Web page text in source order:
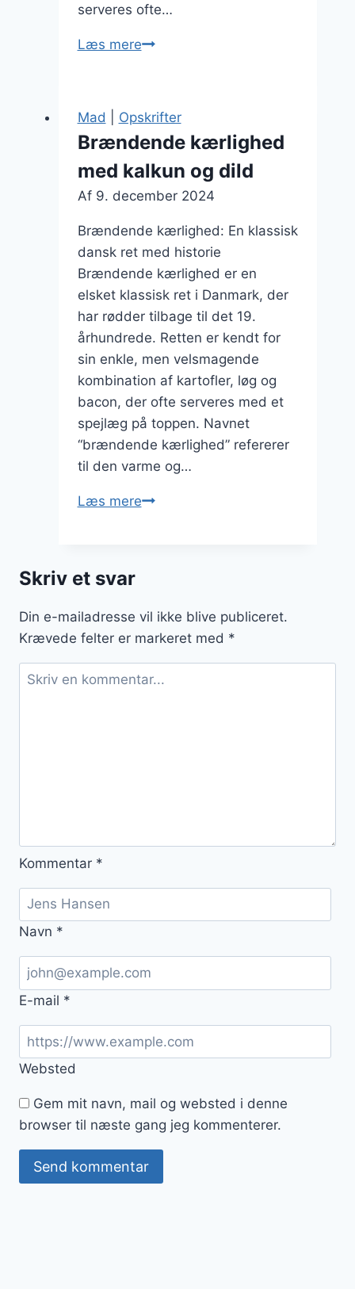
serveres ofte…
Læs mereBrændende
i
kulden
Mad Opskrifter
Brændende kærlighed
med kalkun og dild
Af 9. december 2024
Brændende kærlighed: En klassisk
dansk ret med historie
Brændende kærlighed er en
elsket klassisk ret i Danmark, der
har rødder tilbage til det 19.
århundrede. Retten er kendt for
sin enkle, men velsmagende
kombination af kartofler, løg og
bacon, der ofte serveres med et
spejlæg på toppen. Navnet
“brændende kærlighed” refererer
til den varme og…
Læs mereBrændende
Skriv et svar
Din e-mailadresse vil ikke blive publiceret.
Krævede felter er markeret med *
Kommentar *
Navn *
E-mail *
Websted
Gem mit navn, mail og websted i denne
browser til næste gang jeg kommenterer.